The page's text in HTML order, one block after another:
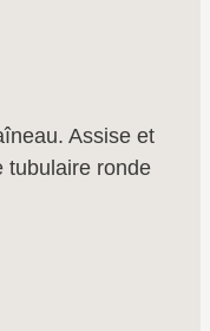
Assise et
tubulaire ronde